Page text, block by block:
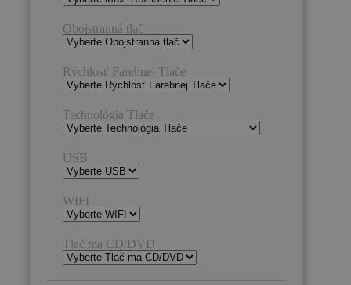
Obojstranná tlač
Rýchlosť Farebnej Tlače
Technológia Tlače
USB
WIFI
Tlač ma CD/DVD